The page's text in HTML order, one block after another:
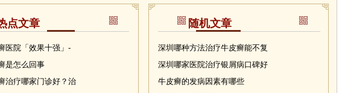
点文章
医院「效果十强」-
是怎么回事
治疗哪家门诊好？治
随机文章
深圳哪种方法治疗牛皮癣能不复
深圳哪家医院治疗银屑病口碑好
牛皮癣的发病因素有哪些